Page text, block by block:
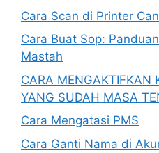
Cara Scan di Printer
Cara Buat Sop:
Mastah
CARA MENGAKTIFKAN
YANG SUDAH MASA
Cara Mengatasi PMS
Cara Ganti Nama di